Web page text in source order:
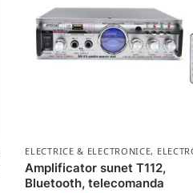
LICHIDARE STOC
ELECTRICE & ELECTRONICE,
Amplificator sunet T112,
Bluetooth, telecomanda